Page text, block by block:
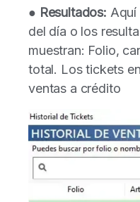
● Resultados: Aquí
del día o los
muestran: Folio,
total. Los tickets
ventas a crédito